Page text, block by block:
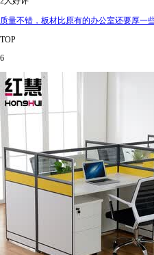
质量不错，板材比原有的办公室还要厚一
TOP
6